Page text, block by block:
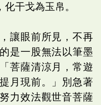
干戈為玉帛。
讓眼前所見，不再
是一股無法以筆墨
菩薩清涼月，常遊
月現前。」別急著
力效法觀世音菩薩